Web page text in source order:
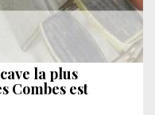
la plus
Combes est